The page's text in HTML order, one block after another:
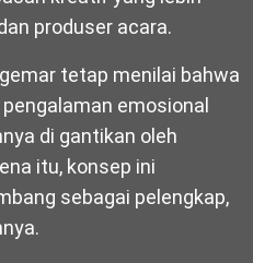
produser acara.
tetap menilai bahwa
emosional
di gantikan oleh
itu, konsep ini
sebagai pelengkap,